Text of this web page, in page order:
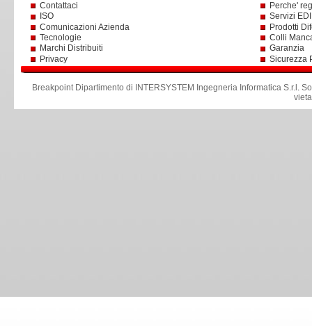
Contattaci
ISO
Comunicazioni Azienda
Tecnologie
Marchi Distribuiti
Privacy
Perche'
Servizi
Prodotti
Colli
Garanzia
Sicurezza
Breakpoint Dipartimento di INTERSYSTEM Ingegneria Informatica S.r.l .